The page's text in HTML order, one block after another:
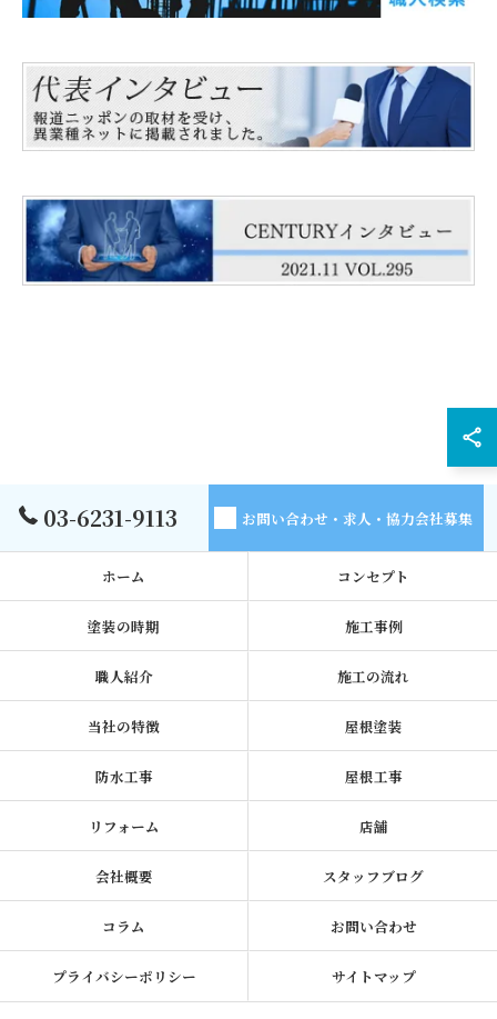
03-6231-9113 お問い合わせ・求人・協力会社募集
ホーム コンセプト
塗装の時期 施工事例
職人紹介 施工の流れ
当社の特徴 屋根塗装
防水工事 屋根工事
リフォーム 店舗
会社概要 スタッフブログ
コラム お問い合わせ
プライバシーポリシー サイトマップ